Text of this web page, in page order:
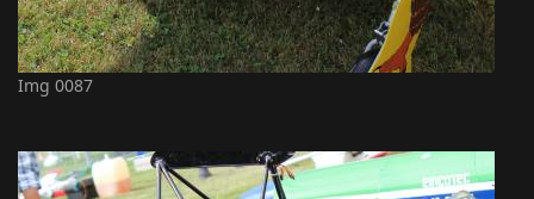
Img 0087